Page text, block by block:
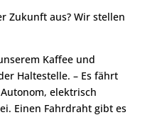
Zukunft aus? Wir stellen
Kaffeeund
Haltestelle. – Es fährt
elektrisch
Einen Fahrdraht gibt es